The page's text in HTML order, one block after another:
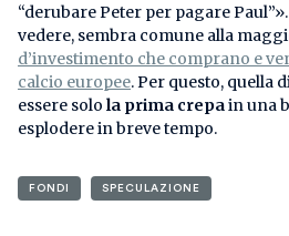
“derubare Peter per pagare
vedere, sembra comune alla
d’investimento che comprano e
calcio europee. Per questo, quella
essere solo la prima crepain una
esplodere in breve tempo.
FONDI SPECULAZIONE